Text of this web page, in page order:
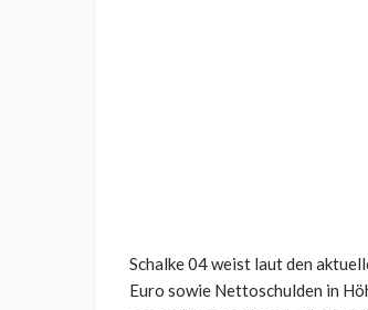
Schalke 04 weist laut den
Euro sowie Nettoschulden in